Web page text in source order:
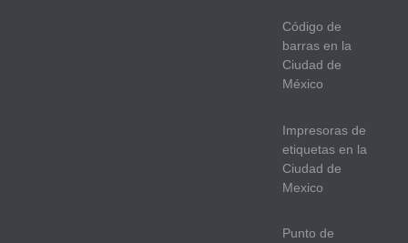
Código de
barras en la
Ciudad de
México
Impresoras de
etiquetas en la
Ciudad de
Mexico
Punto de